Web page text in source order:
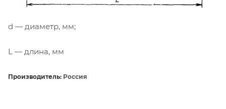
d — диаметр, мм;
L — длина, мм
Производитель: Россия